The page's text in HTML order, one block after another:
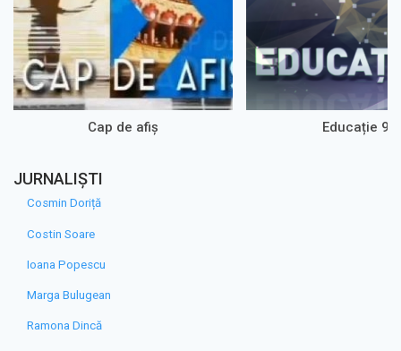
Cap de afiș Educație 9
JURNALIȘTI
Cosmin Doriță
Costin Soare
Ioana Popescu
Marga Bulugean
Ramona Dincă